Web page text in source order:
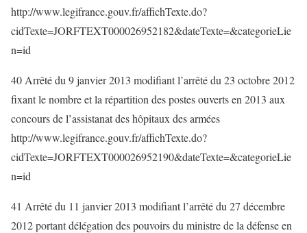
http://www.legifrance.gouv.fr/affichTexte.do?
cidTexte=JORFTEXT000026952182&dateTexte=&categorieLie
n=id
40 Arrêté du 9 janvier 2013 modifiant l’arrêté du 23 octobre 2012
fixant le nombre et la répartition des postes ouverts en 2013 aux
concours de l’assistanat des hôpitaux des armées
http://www.legifrance.gouv.fr/affichTexte.do?
cidTexte=JORFTEXT000026952190&dateTexte=&categorieLie
n=id
41 Arrêté du 11 janvier 2013 modifiant l’arrêté du 27 décembre
2012 portant délégation des pouvoirs du ministre de la défense en